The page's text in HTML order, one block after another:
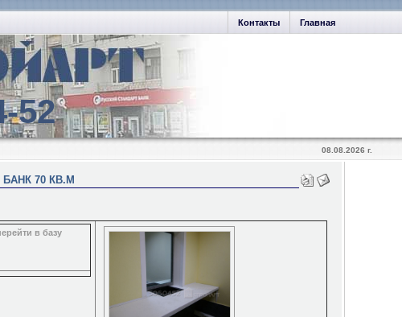
Главная
Контакты
52
08.08.2026 г.
70 КВ.М
в базу